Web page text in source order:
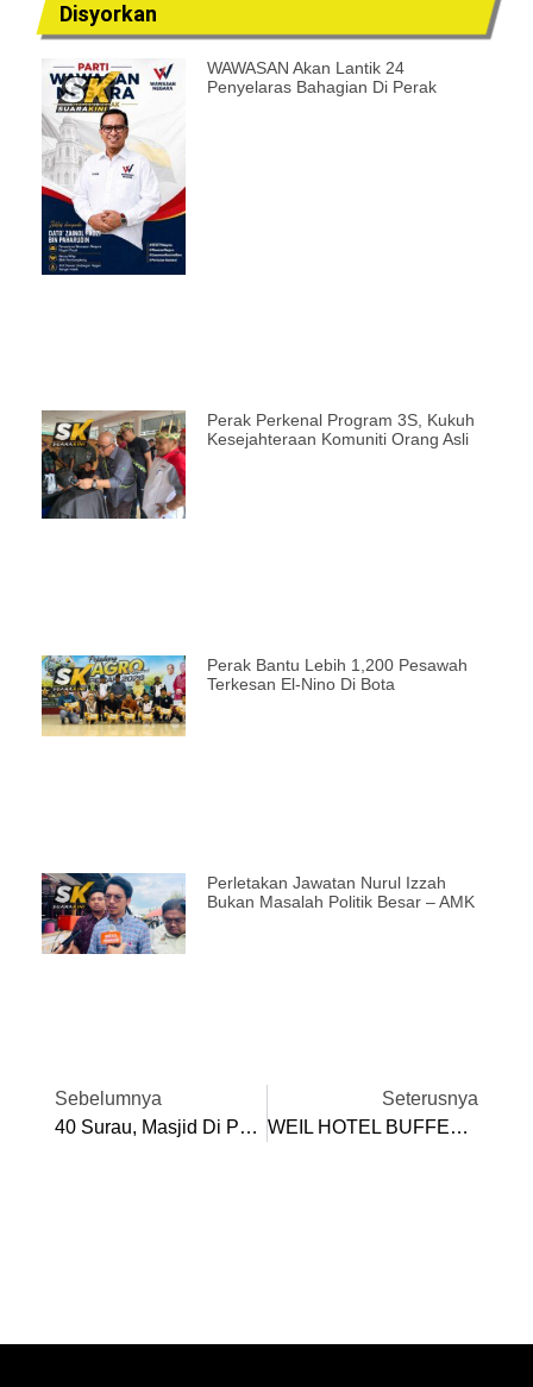
Disyorkan
WAWASAN Akan Lantik 24
Penyelaras Bahagian Di Perak
Perak Perkenal Program 3S, Kukuh
Kesejahteraan Komuniti Orang Asli
Perak Bantu Lebih 1,200 Pesawah
Terkesan El-Nino Di Bota
Perletakan Jawatan Nurul Izzah
Bukan Masalah Politik Besar – AMK
Sebelumnya
40 Surau, Masjid Di Parlimen Batu Gajah Terima Sumbangan RM200,000
Seterusnya
WEIL HOTEL BUFFET RAMADAN 2026